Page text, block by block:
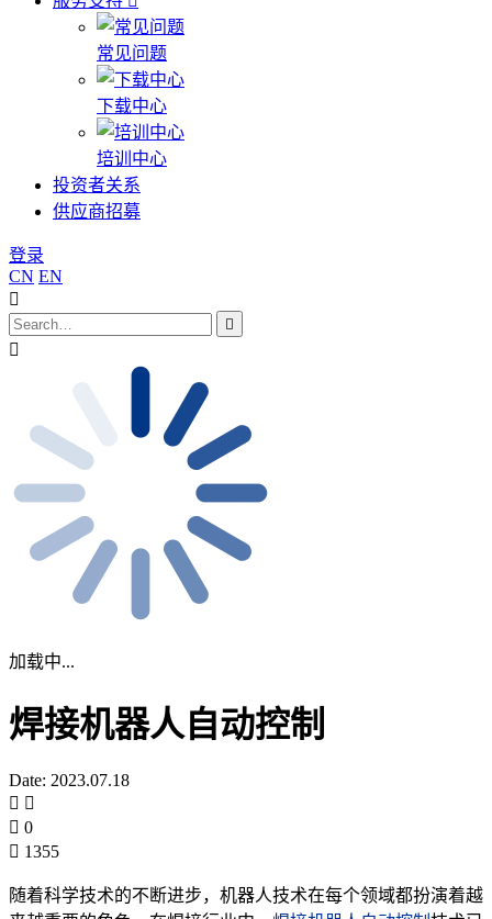
常见问题
下载中心
培训中心
投资者关系
供应商招募
登录
CN EN
加载中...
焊接机器人自动控制
Date: 2023.07.18
0
1355
随着科学技术的不断进步，机器人技术在每个领域都扮演着越